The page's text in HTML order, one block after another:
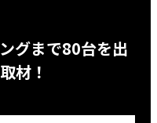
グまで80台を出
材！